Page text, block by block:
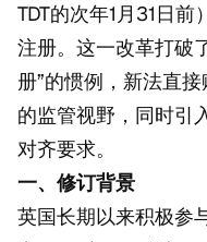
TDT的次年1月31日
注册。这一改革打破
册”的惯例，新法直
的监管视野，同时引
对齐要求。
一、修订背景
英国长期以来积极参